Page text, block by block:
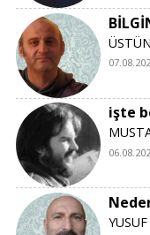
işte